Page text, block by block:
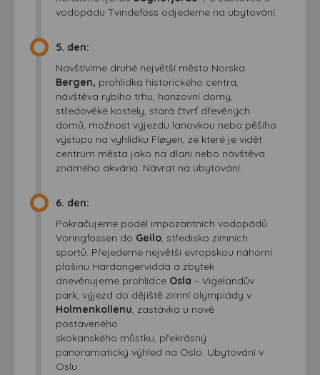
vodopádu Tvindefoss odjedeme na ubytování.
5. den:
Navštívíme druhé největší město Norska
Bergen, prohlídka historického centra,
návštěva rybího trhu, hanzovní domy,
středověké kostely, stará čtvrť dřevěných
domů, možnost výjezdu lanovkou nebo pěšího
výstupu na vyhlídku Fløyen, ze které je vidět
centrum města jako na dlani nebo návštěva
známého akvária. Návrat na ubytování.
6. den:
Pokračujeme podél impozantních vodopádů
Voringfossen do Geilo , středisko zimních
sportů. Přejedeme největší evropskou náhorní
plošinu Hardangervidda a zbytek
dnevěnujeme prohlídce Osla – Vigelandův
park, výjezd do dějiště zimní olympiády v
Holmenkollenu , zastávka u nově
postaveného
skokanského můstku, překrásný
panoramatický výhled na Oslo. Ubytování v
Oslu.